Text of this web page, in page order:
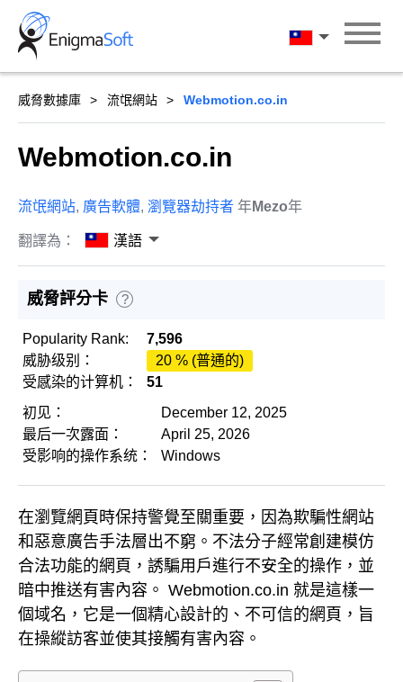
Skip
content
漢語
威脅數據庫 流氓網站 Webmotion.co.in
Webmotion.co.in
流氓網站, 廣告軟體, 瀏覽器劫持者 年Mezo年
翻譯為： 漢語
威脅評分卡 ?
Popularity Rank:
7,596
威胁级别：
20 % (普通的)
受感染的计算机：
51
初见：
December 12, 2025
最后一次露面：
April 25, 2026
受影响的操作系统：
Windows
在瀏覽網頁時保持警覺至關重要，因為欺騙性網站
和惡意廣告手法層出不窮。不法分子經常創建模仿
合法功能的網頁，誘騙用戶進行不安全的操作，並
暗中推送有害內容。 Webmotion.co.in 就是這樣一
個域名，它是一個精心設計的、不可信的網頁，旨
在操縱訪客並使其接觸有害內容。